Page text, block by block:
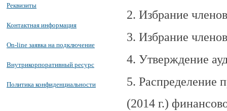
Реквизиты
Контактная информация
On-line заявка на подключение
Внутрикорпоративный ресурс
Политика конфиденциальности
2. Избрание
3. Избрание
4. Утверждение
5. Распределение
(2014 г.)